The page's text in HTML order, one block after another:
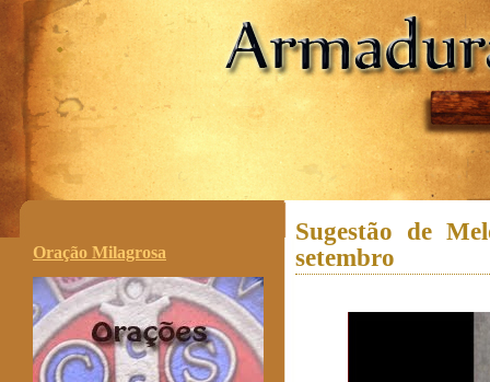
.
Oração Milagrosa
Sugestão de
setembro